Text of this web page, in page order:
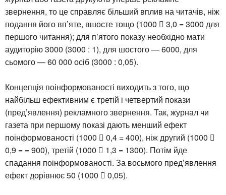
звернення, то це справляє більший вплив на читачів, ніж
подання його вп’яте, вшосте тощо (1000  3,0 = 3000 для
першого читання); для п’ятого показу необхідно мати
аудиторію 3000 (3000 : 1), для шостого — 6000, для
сьомого — 60 000 осіб (3000 : 0,05).
Концепція поінформованості виходить з того, що
найбільш ефективним є третій і четвертий покази
(пред’явлення) рекламного звернення. Так, журнал чи
газета при першому показі дають менший ефект
поінформованості (1000  0,4 = 400), ніж другий (1000 
0,9 = = 900), третій (1000  1,3 = 1300). Потім йде
спадання поінформованості. За восьмого пред’явлення
ефект дорівнює 50 (1000  0,05).